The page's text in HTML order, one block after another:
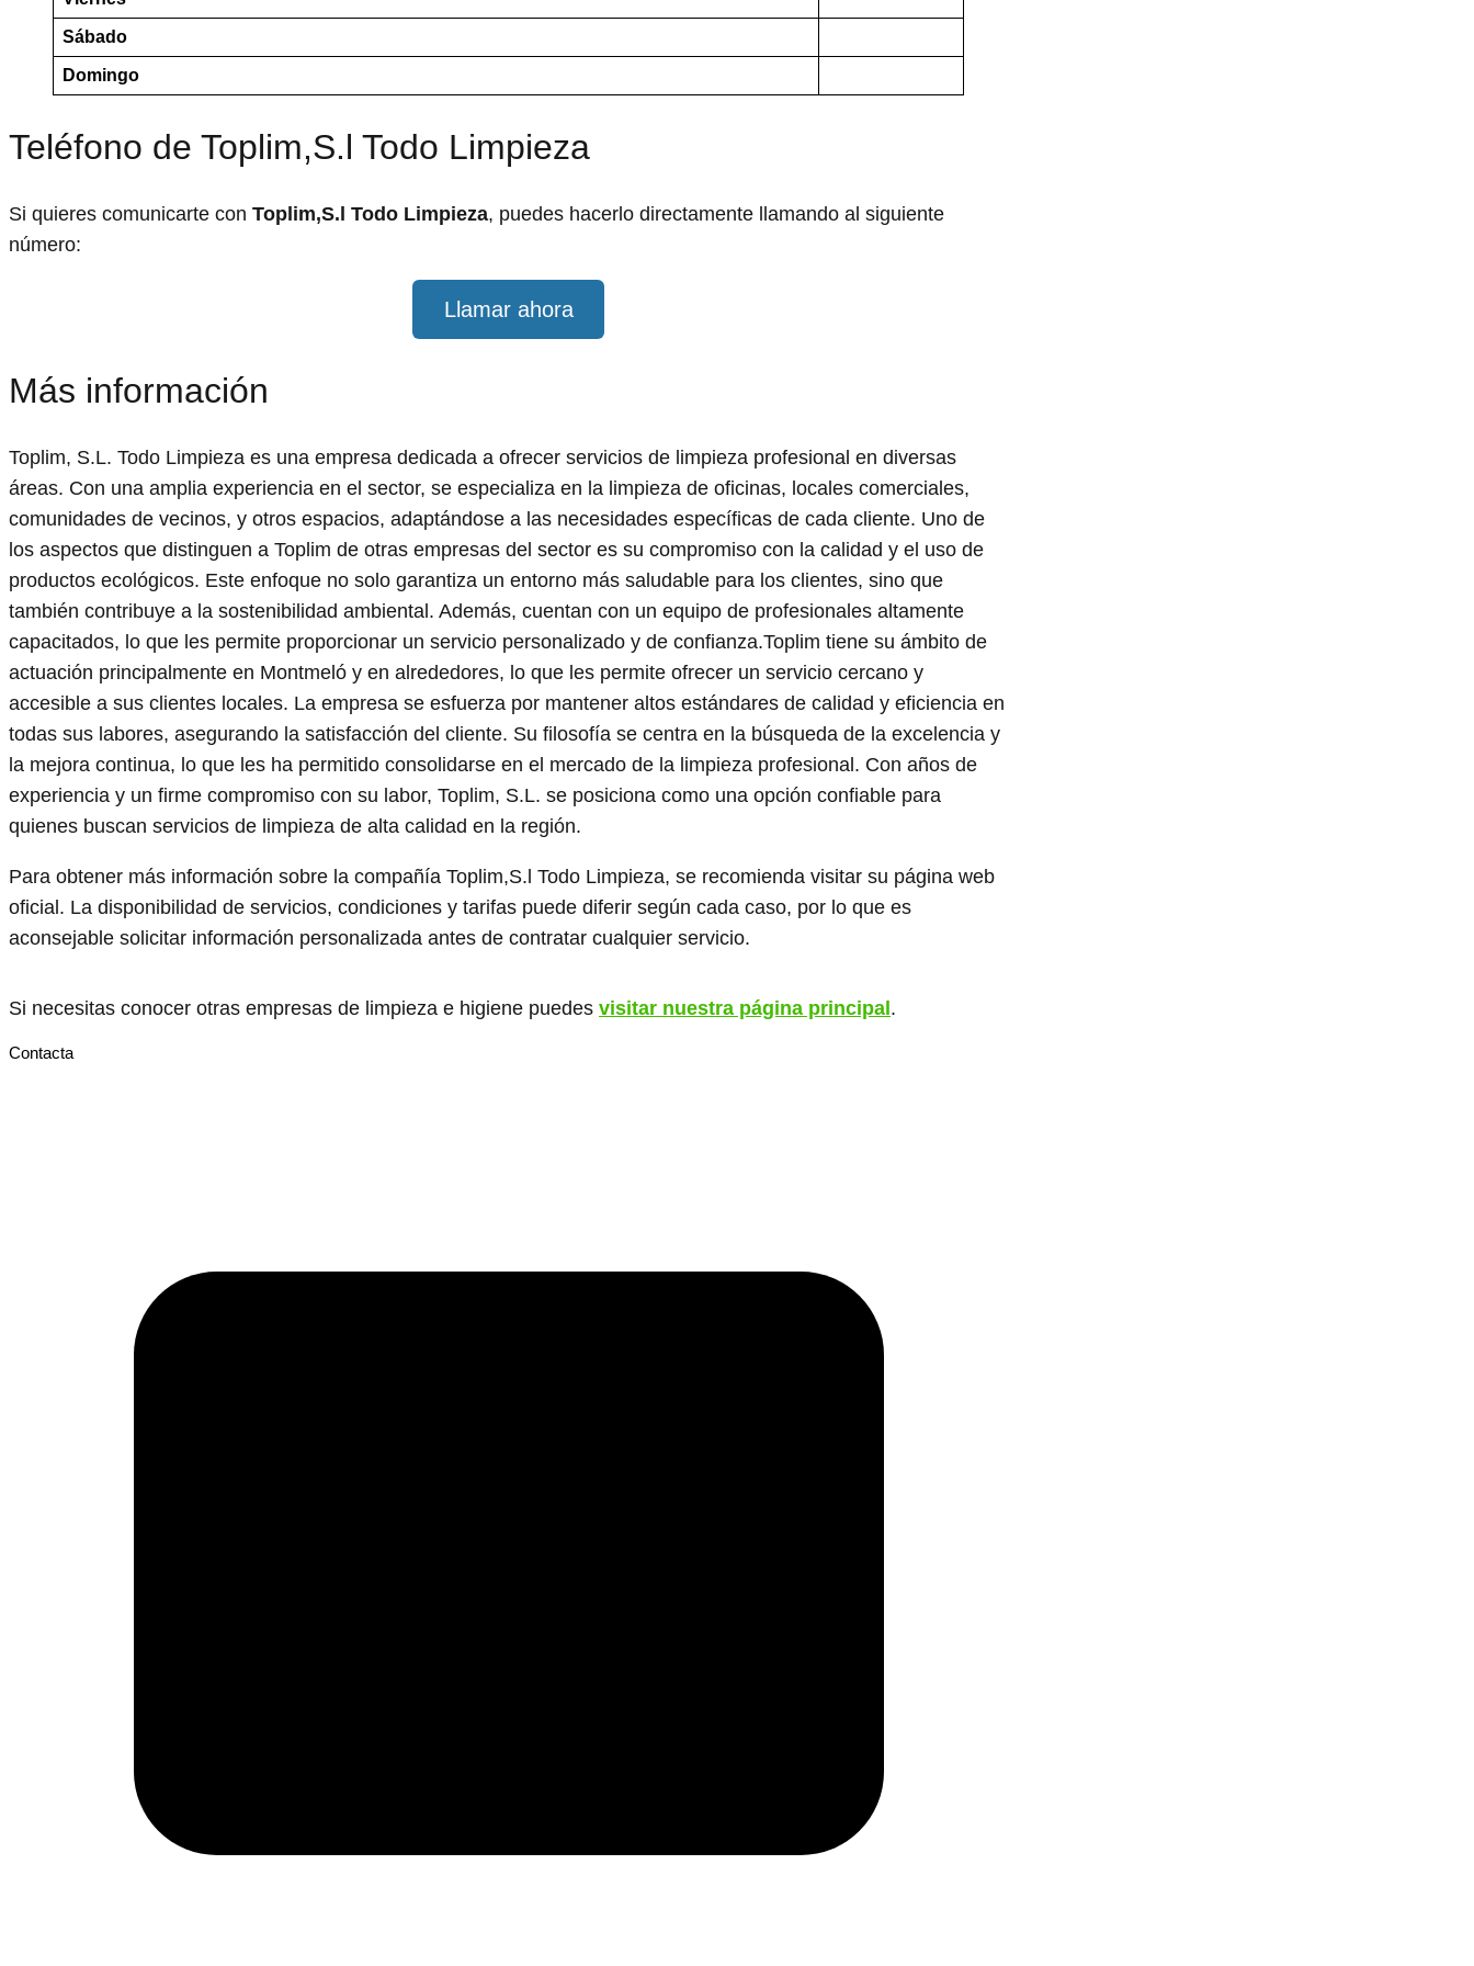
Sábado
Domingo
Teléfono de Toplim,S.l Todo Limpieza
Si quieres comunicarte con Toplim,S.l Todo Limpieza, puedes hacerlo directamente llamando al siguiente
número:
Llamar ahora
Más información
Toplim, S.L. Todo Limpieza es una empresa dedicada a ofrecer servicios de limpieza profesional en diversas
áreas. Con una amplia experiencia en el sector, se especializa en la limpieza de oficinas, locales comerciales,
comunidades de vecinos, y otros espacios, adaptándose a las necesidades específicas de cada cliente. Uno de
los aspectos que distinguen a Toplim de otras empresas del sector es su compromiso con la calidad y el uso de
productos ecológicos. Este enfoque no solo garantiza un entorno más saludable para los clientes, sino que
también contribuye a la sostenibilidad ambiental. Además, cuentan con un equipo de profesionales altamente
capacitados, lo que les permite proporcionar un servicio personalizado y de confianza.Toplim tiene su ámbito de
actuación principalmente en Montmeló y en alrededores, lo que les permite ofrecer un servicio cercano y
accesible a sus clientes locales. La empresa se esfuerza por mantener altos estándares de calidad y eficiencia en
todas sus labores, asegurando la satisfacción del cliente. Su filosofía se centra en la búsqueda de la excelencia y
la mejora continua, lo que les ha permitido consolidarse en el mercado de la limpieza profesional. Con años de
experiencia y un firme compromiso con su labor, Toplim, S.L. se posiciona como una opción confiable para
quienes buscan servicios de limpieza de alta calidad en la región.
Para obtener más información sobre la compañía Toplim,S.l Todo Limpieza, se recomienda visitar su página web
oficial. La disponibilidad de servicios, condiciones y tarifas puede diferir según cada caso, por lo que es
aconsejable solicitar información personalizada antes de contratar cualquier servicio.
Si necesitas conocer otras empresas de limpieza e higiene puedes visitar nuestra página principal .
Contacta